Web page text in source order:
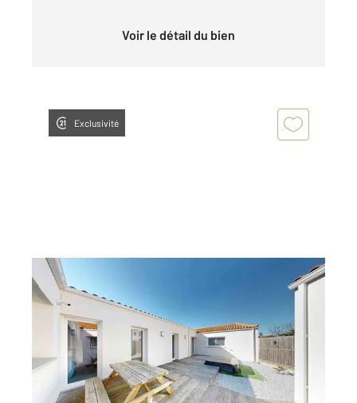
Voir le détail du bien
Exclusivité
LA TRANCHE SUR MER 85
130,10 m2 , 6 pièces
Ref : 3013
Maison à vendre
496 380 €